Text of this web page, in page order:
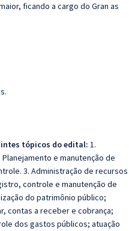
ficando a cargo do Gran as
tópicos do edital: 1.
e manutenção de
3. Administração de recursos
controle e manutenção de
do patrimônio público;
contas a receber e cobrança;
dos gastos públicos; atuação